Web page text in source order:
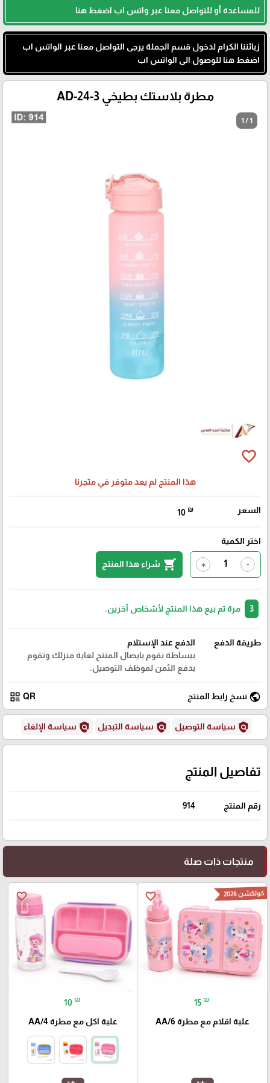
للمساعدة أو للتواصل معنا عبر واتس اب اضغط هنا
زبائننا الكرام لدخول قسم الجملة يرجى التواصل معنا عبر الواتس اب
اضغط هنا للوصول الى الواتس اب
مطرة بلاستك بطيخي AD-24-3
1 / 1
favorite_border
هذا المنتج لم يعد متوفر في متجرنا
السعر 10 ₪
اختر الكمية
-
+
shopping_cart شراء هذا المنتج
مرة تم بيع هذا المنتج لأشخاص آخرين.
طريقة الدفع
الدفع عند الإستلام
ببساطة نقوم بايصال المنتج لغاية منزلك وتقوم
بدفع الثمن لموظف التوصيل.
public نسخ رابط المنتج QR
qr_code
policy سياسة التوصيل policy سياسة التبديل policy سياسة الإلغاء
تفاصيل المنتج
رقم المنتج 914
منتجات ذات صلة
favorite_border كولكشن 2026
15 ₪
علبة اقلام مع مطرة AA/6
favorite_border
10 ₪
علبة اكل مع مطرة AA/4